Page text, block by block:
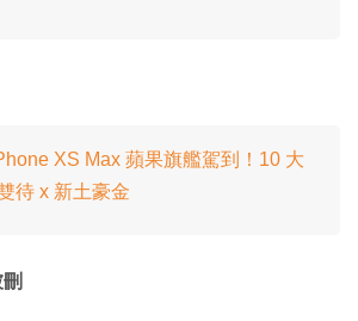
XS Max 蘋果旗艦駕到！10 大
待 x 新土豪金